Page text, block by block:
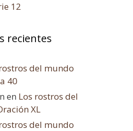
12
recientes
del mundo
40
en Los rostros del
XL
del mundo